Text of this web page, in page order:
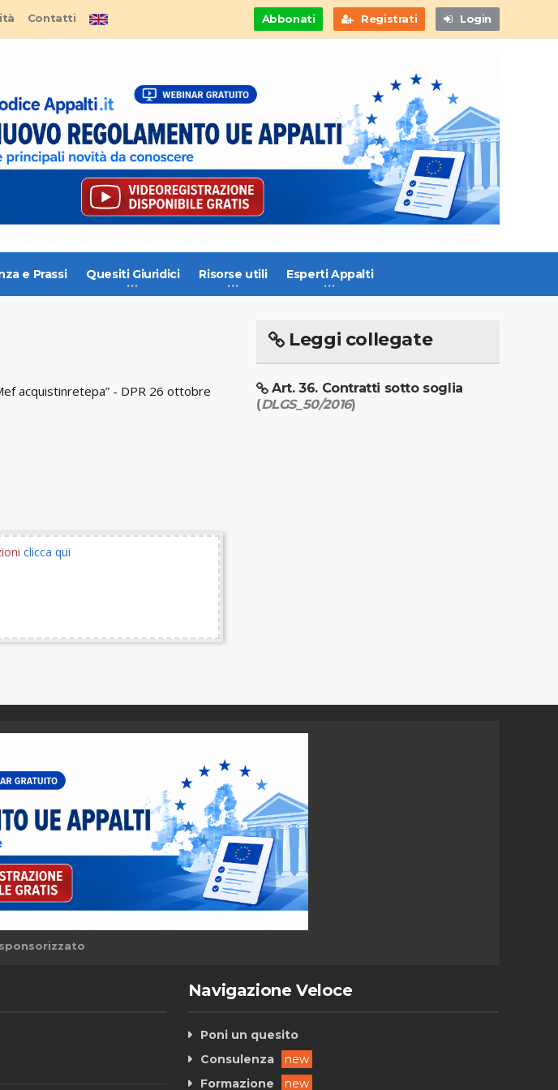
Abbonati Registrati Login
Contatti
e Prassi Quesiti Giuridici Risorse utili Esperti Appalti
acquistinretepa” - DPR 26 ottobre
clicca qui
Leggi collegate
Art. 36. Contratti sotto soglia
(DLGS_50/2016)
Navigazione Veloce
Poni un quesito
Consulenza
new
Formazione
new